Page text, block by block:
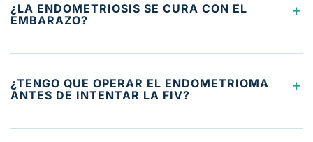
¿LA ENDOMETRIOSIS SE CURA CON EL
EMBARAZO?
+
No. Es un mito extendido que el embarazo cura la
mejorar por la ausencia de ciclos menstruales, pero la
¿TENGO QUE OPERAR EL ENDOMETRIOMA
ANTES DE INTENTAR LA FIV?
+
No necesariamente. La decisión depende del tamaño del